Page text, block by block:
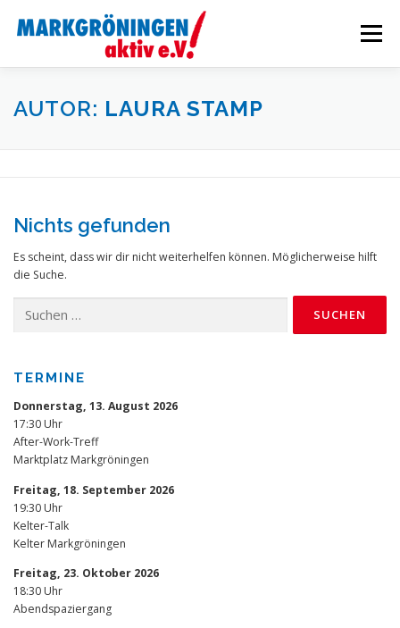
Inhalt
Menü
STARTSEITE VERANSTALTUNGEN
ÜBER UNS INTERN
AUTOR: LAURA STAMP
Nichts gefunden
Es scheint, dass wir dir nicht weiterhelfen können. Möglicherweise hilft
die Suche.
nach:
TERMINE
Donnerstag, 13. August 2026
17:30 Uhr
After-Work-Treff
Marktplatz Markgröningen
Freitag, 18. September 2026
19:30 Uhr
Kelter-Talk
Kelter Markgröningen
Freitag, 23. Oktober 2026
18:30 Uhr
Abendspaziergang